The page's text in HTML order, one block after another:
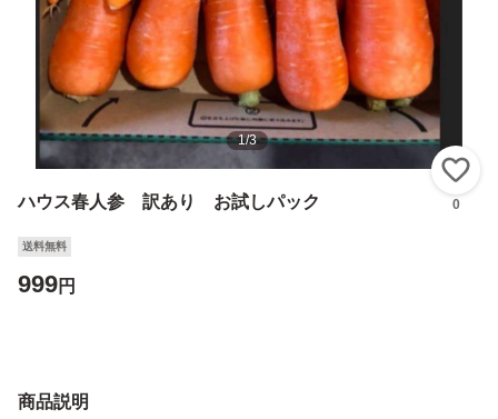
1/3
ハウス春人参 訳あり お試しパック 0
送料無料
999円
商品説明